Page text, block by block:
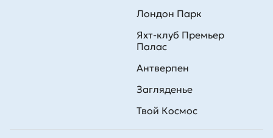
Лондон Парк
Яхт-клуб Премьер
Палас
Антверпен
Загляденье
Твой Космос